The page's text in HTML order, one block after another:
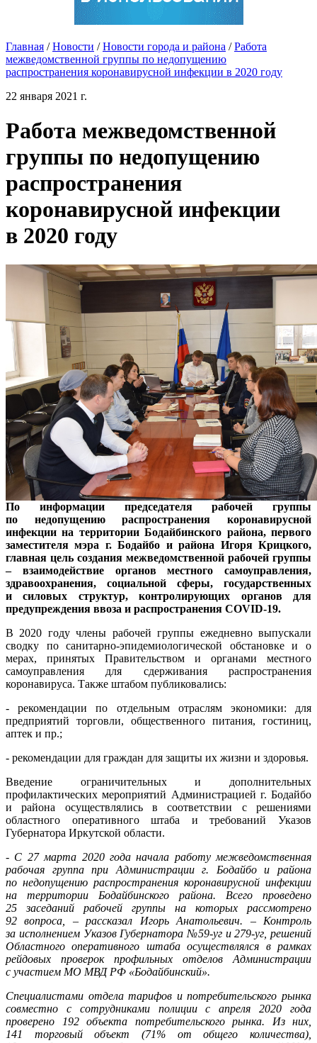
Главная / Новости / Новости города и района / Работа
межведомственной группы по недопущению
распространения коронавирусной инфекции в 2020 году
22 января 2021 г.
Работа межведомственной
группы по недопущению
распространения
коронавирусной инфекции
в 2020 году
По информации председателя рабочей группы
по недопущению распространения коронавирусной
инфекции на территории Бодайбинского района, первого
заместителя мэра г. Бодайбо и района Игоря Крицкого,
главная цель создания межведомственной рабочей группы
– взаимодействие органов местного самоуправления,
здравоохранения, социальной сферы, государственных
и силовых структур, контролирующих органов для
предупреждения ввоза и распространения COVID-19.
В 2020 году члены рабочей группы ежедневно выпускали
сводку по санитарно-эпидемиологической обстановке и о
мерах, принятых Правительством и органами местного
самоуправления для сдерживания распространения
коронавируса. Также штабом публиковались:
- рекомендации по отдельным отраслям экономики: для
предприятий торговли, общественного питания, гостиниц,
аптек и пр.;
- рекомендации для граждан для защиты их жизни и здоровья.
Введение ограничительных и дополнительных
профилактических мероприятий Администрацией г. Бодайбо
и района осуществлялись в соответствии с решениями
областного оперативного штаба и требований Указов
Губернатора Иркутской области.
- С 27 марта 2020 года начала работу межведомственная
рабочая группа при Администрации г. Бодайбо и района
по недопущению распространения коронавирусной инфекции
на территории Бодайбинского района. Всего проведено
25 заседаний рабочей группы на которых рассмотрено
92 вопроса, – рассказал Игорь Анатольевич. – Контроль
за исполнением Указов Губернатора №59-уг и 279-уг, решений
Областного оперативного штаба осуществлялся в рамках
рейдовых проверок профильных отделов Администрации
с участием МО МВД РФ «Бодайбинский».
Специалистами отдела тарифов и потребительского рынка
совместно с сотрудниками полиции с апреля 2020 года
проверено 192 объекта потребительского рынка. Из них,
141 торговый объект (71% от общего количества),